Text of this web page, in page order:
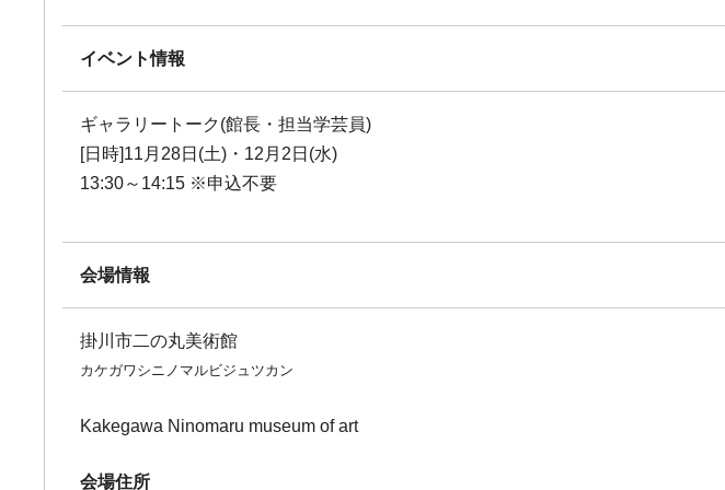
イベント情報
ギャラリートーク(館長・担当学芸員)
[日時]11月28日(土)・12月2日(水)
13:30～14:15 ※申込不要
会場情報
掛川市二の丸美術館
カケガワシニノマルビジュツカン
Kakegawa Ninomaru museum of art
会場住所